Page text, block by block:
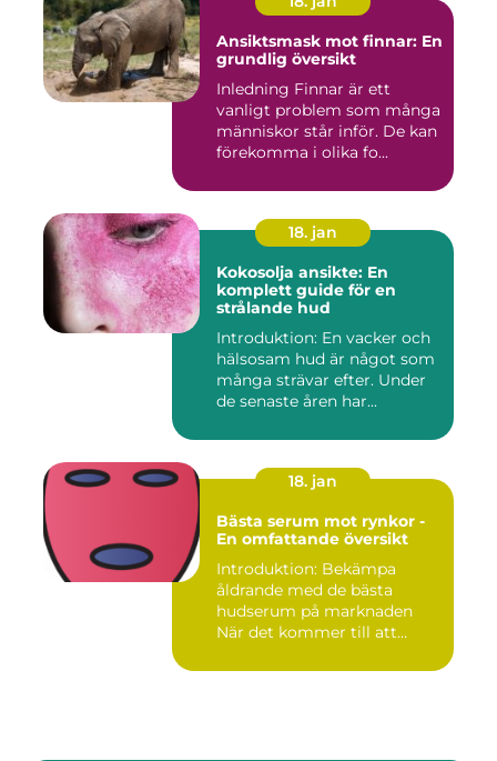
Ansiktsmask mot finnar: En
grundlig översikt
Inledning Finnar är ett
vanligt problem som många
människor står inför. De kan
förekomma i olika fo...
18. jan
Kokosolja ansikte: En
komplett guide för en
strålande hud
Introduktion: En vacker och
hälsosam hud är något som
många strävar efter. Under
de senaste åren har...
18. jan
Bästa serum mot rynkor -
En omfattande översikt
Introduktion: Bekämpa
åldrande med de bästa
hudserum på marknaden
När det kommer till att